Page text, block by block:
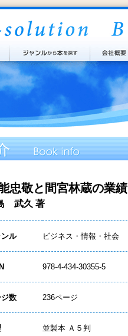
忠敬と間宮林蔵の業績
武久 著
ル ビジネス・情報・社会
978-4-434-30355-5
数 236ページ
並製本 Ａ５判